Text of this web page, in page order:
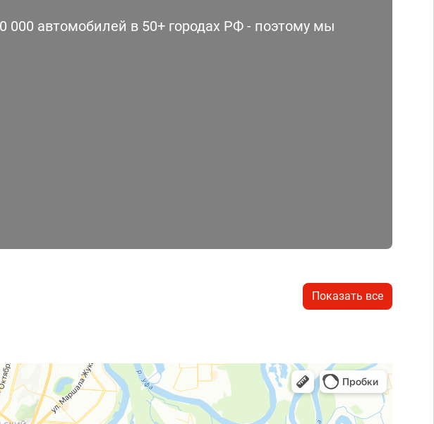
автомобилей в 50+ городах РФ - поэтому мы
Показать все